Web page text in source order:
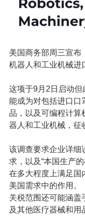
美国商务部周三宣布
机器人和工业机械进
这项于9月2日启动但
能成为对包括进口口
品，以及可编程计算
器人和工业机械，征
该调查要求企业详细
求，以及“本国生产
在多大程度上满足国
美国需求中的作用。
关税范围还可能涵盖
及其他医疗器械和用